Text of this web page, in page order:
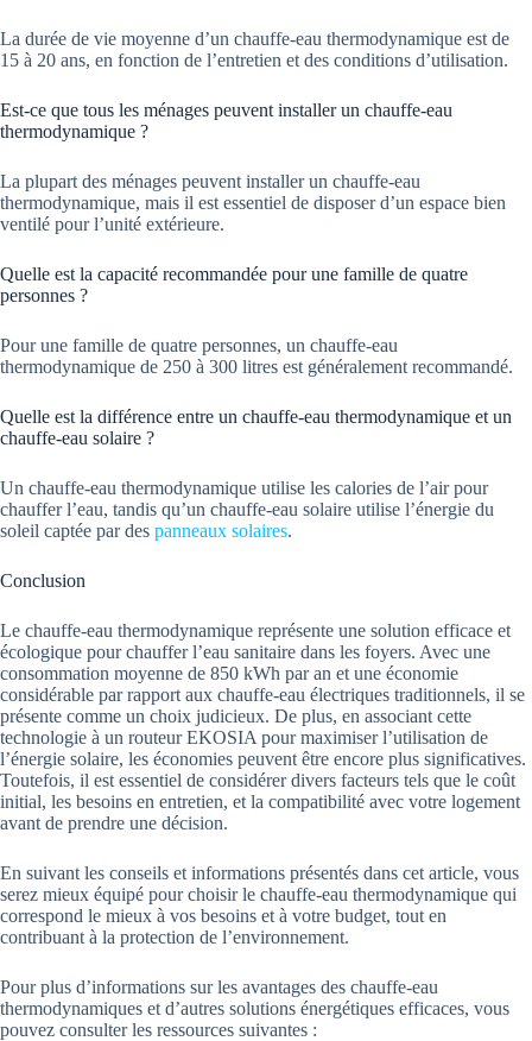
La durée de vie moyenne d’un chauffe-eau thermodynamique est de
15 à 20 ans, en fonction de l’entretien et des conditions d’utilisation.
Est-ce que tous les ménages peuvent installer un chauffe-eau
thermodynamique ?
La plupart des ménages peuvent installer un chauffe-eau
thermodynamique, mais il est essentiel de disposer d’un espace bien
ventilé pour l’unité extérieure.
Quelle est la capacité recommandée pour une famille de quatre
personnes ?
Pour une famille de quatre personnes, un chauffe-eau
thermodynamique de 250 à 300 litres est généralement recommandé.
Quelle est la différence entre un chauffe-eau thermodynamique et un
chauffe-eau solaire ?
Un chauffe-eau thermodynamique utilise les calories de l’air pour
chauffer l’eau, tandis qu’un chauffe-eau solaire utilise l’énergie du
soleil captée par des panneaux solaires.
Conclusion
Le chauffe-eau thermodynamique représente une solution efficace et
écologique pour chauffer l’eau sanitaire dans les foyers. Avec une
consommation moyenne de 850 kWh par an et une économie
considérable par rapport aux chauffe-eau électriques traditionnels, il se
présente comme un choix judicieux. De plus, en associant cette
technologie à un routeur EKOSIA pour maximiser l’utilisation de
l’énergie solaire, les économies peuvent être encore plus significatives.
Toutefois, il est essentiel de considérer divers facteurs tels que le coût
initial, les besoins en entretien, et la compatibilité avec votre logement
avant de prendre une décision.
En suivant les conseils et informations présentés dans cet article, vous
serez mieux équipé pour choisir le chauffe-eau thermodynamique qui
correspond le mieux à vos besoins et à votre budget, tout en
contribuant à la protection de l’environnement.
Pour plus d’informations sur les avantages des chauffe-eau
thermodynamiques et d’autres solutions énergétiques efficaces, vous
pouvez consulter les ressources suivantes :